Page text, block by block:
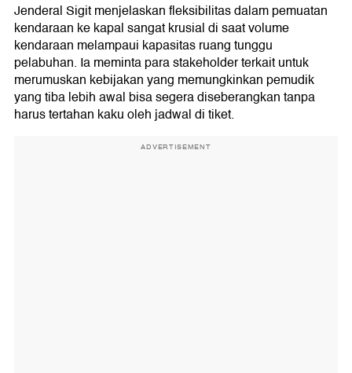
Jenderal Sigit menjelaskan fleksibilitas dalam pemuatan
kendaraan ke kapal sangat krusial di saat volume
kendaraan melampaui kapasitas ruang tunggu
pelabuhan. Ia meminta para stakeholder terkait untuk
merumuskan kebijakan yang memungkinkan pemudik
yang tiba lebih awal bisa segera diseberangkan tanpa
harus tertahan kaku oleh jadwal di tiket.
ADVERTISEMENT